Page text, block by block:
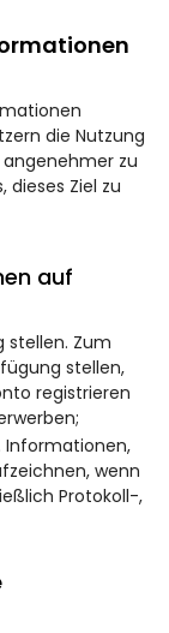
die Nutzung
zu
Ziel zu
auf
stellen. Zum
stellen,
registrieren
Informationen,
wenn
Protokoll-,